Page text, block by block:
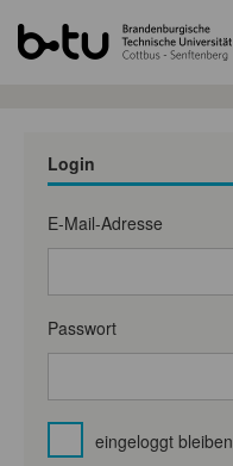
Login
E-Mail-Adresse
Passwort
eingeloggt bleiben